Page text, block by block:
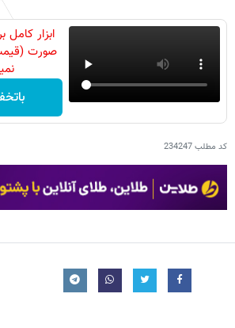
ابزار کامل
صورت
کد مطلب234247